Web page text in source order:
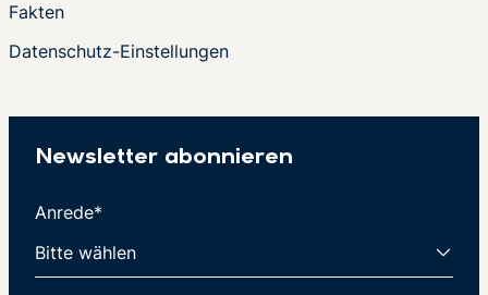
Fakten
Datenschutz-Einstellungen
Newsletter abonnieren
Anrede*